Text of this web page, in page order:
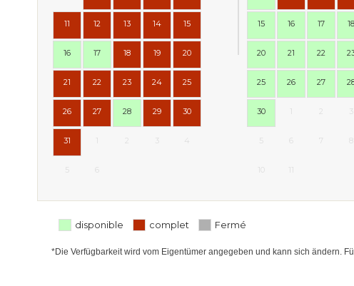
11 12 13 14 15
16 17 18 19 20
21 22 23 24 25
26 27 28 29 30
31 1 3 4
5
15 16 17 18
20 21 22
25 26 27
30 1 3
5 7 8
10 11
disponible complet Fermé
*Die Verfügbarkeit wird vom Eigentümer angegeben und kann sich ändern.